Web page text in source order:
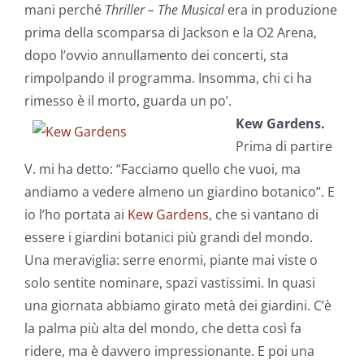
mani perché Thriller – The Musicalera in produzione
prima della scomparsa di Jackson e la O2 Arena,
dopo l’ovvio annullamento dei concerti, sta
rimpolpando il programma. Insomma, chi ci ha
rimesso è il morto, guarda un po’.
Kew Gardens.
Prima di partire
V. mi ha detto: “Facciamo quello che vuoi, ma
andiamo a vedere almeno un giardino botanico”. E
io l’ho portata ai Kew Gardens, che si vantano di
essere i giardini botanici più grandi del mondo.
Una meraviglia: serre enormi, piante mai viste o
solo sentite nominare, spazi vastissimi. In quasi
una giornata abbiamo girato metà dei giardini. C’è
la palma più alta del mondo, che detta così fa
ridere, ma è davvero impressionante. E poi una